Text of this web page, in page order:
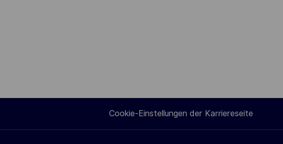
Cookie-Einstellungen der Karriereseite